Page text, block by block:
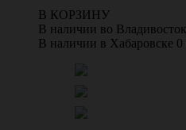
В КОРЗИНУ
В наличии во
В наличии в Хабаровске 0